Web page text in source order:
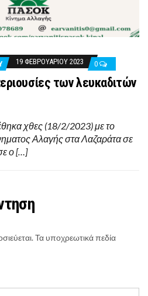
19 ΦΕΒΡΟΥΑΡΊΟΥ 2023 0
των λευκαδιτών
χθες (18/2/2023) με το
Αλαγής στα Λαζαράτα σε
ο […]
Τα υποχρεωτικά πεδία